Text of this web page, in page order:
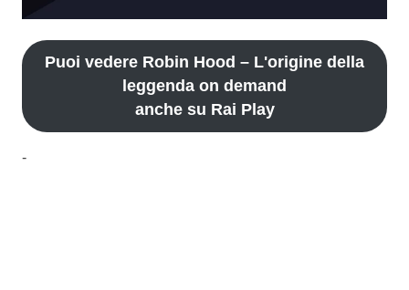
Puoi vedere Robin Hood – L'origine della
leggenda on demand
anche su Rai Play
-